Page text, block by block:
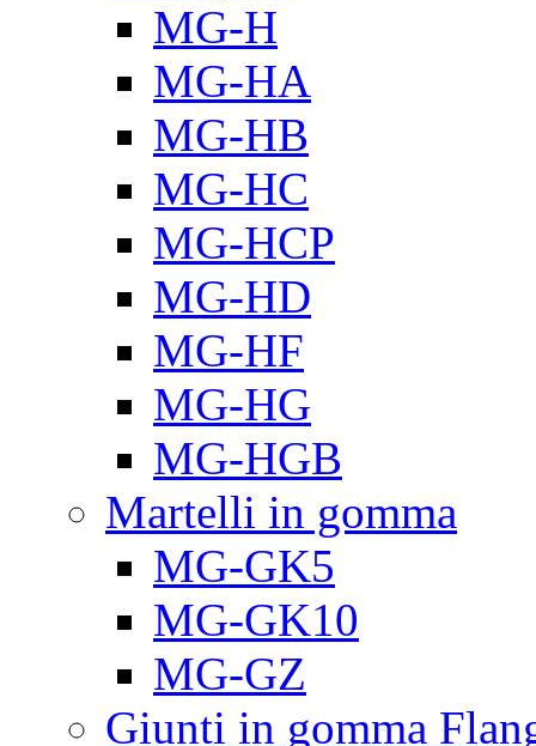
MG-H
MG-HA
MG-HB
MG-HC
MG-HCP
MG-HD
MG-HF
MG-HG
MG-HGB
Martelli in gomma
MG-GK5
MG-GK10
MG-GZ
Giunti in gomma